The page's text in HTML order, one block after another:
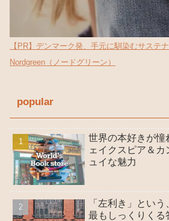
【PR】デンマーク発、手元に馴染むサステ
Nordgreen（ノードグリーン）
popular
世界の本好きが憧
ェイクスピア＆
ュイな魅力
「左利き」とい
最もしっくりくる